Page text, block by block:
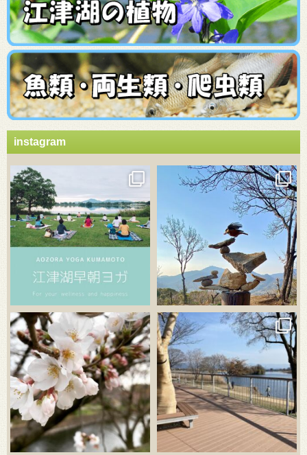
instagram
3月 20
3月 18
3月 18